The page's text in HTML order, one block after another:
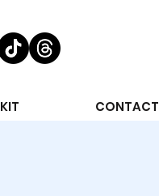
CONTACT